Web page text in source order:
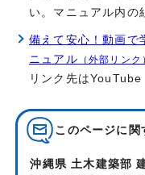
い。マニュアル内の
備えて安心！動画
ニュアル （外部リンク
リンク先はYouTube
このページに関
沖縄県 土木建築部